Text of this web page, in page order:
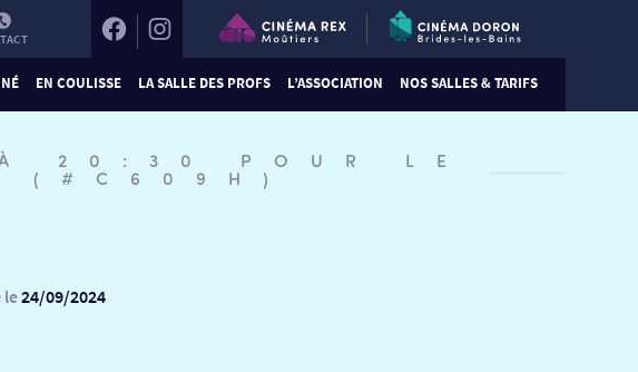
EN COULISSE LA SALLE DES PROFS L’ASSOCIATION NOS SALLES & TARIFS
20:30 POUR LE
(#C609H)
le24/09/2024